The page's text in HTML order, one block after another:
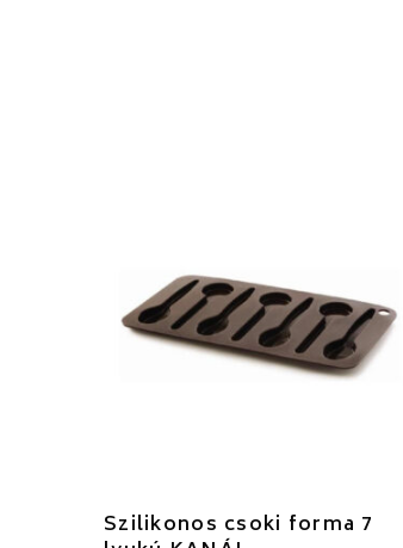
Szilikonos csoki forma 7